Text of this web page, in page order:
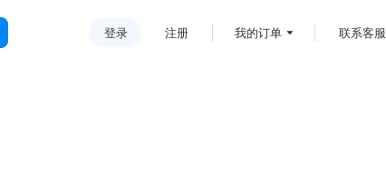
登录 注册 我的订单 联系客服